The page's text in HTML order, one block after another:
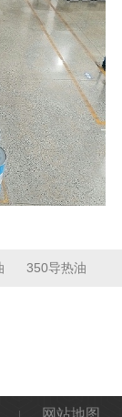
350导热油